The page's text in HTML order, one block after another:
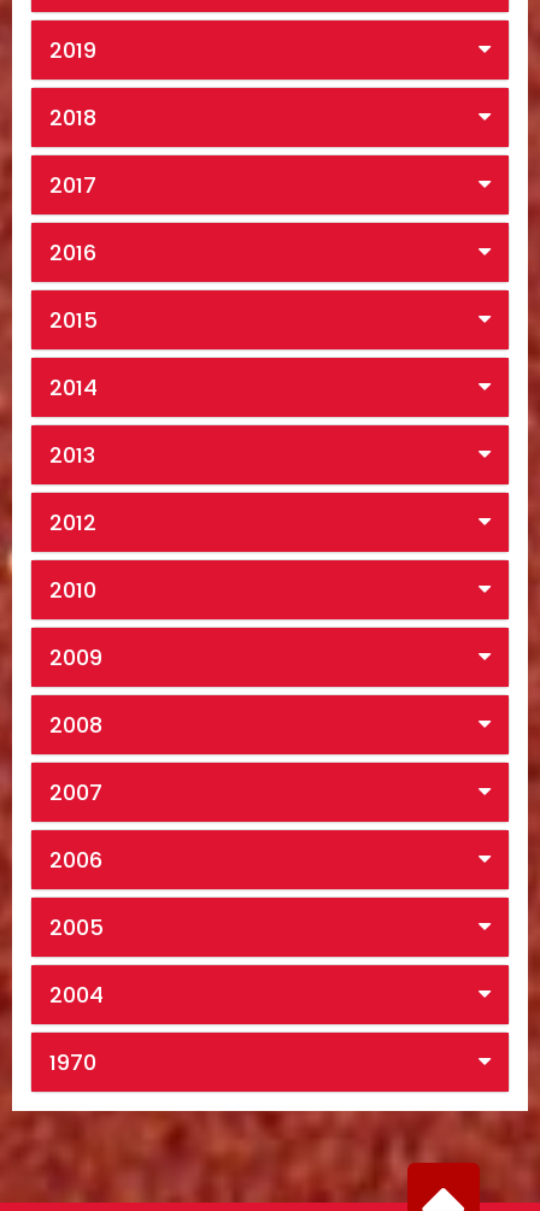
2019
2018
2017
2016
2015
2014
2013
2012
2010
2009
2008
2007
2006
2005
2004
1970